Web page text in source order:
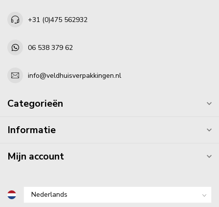
+31 (0)475 562932
06 538 379 62
info@veldhuisverpakkingen.nl
Categorieën
Informatie
Mijn account